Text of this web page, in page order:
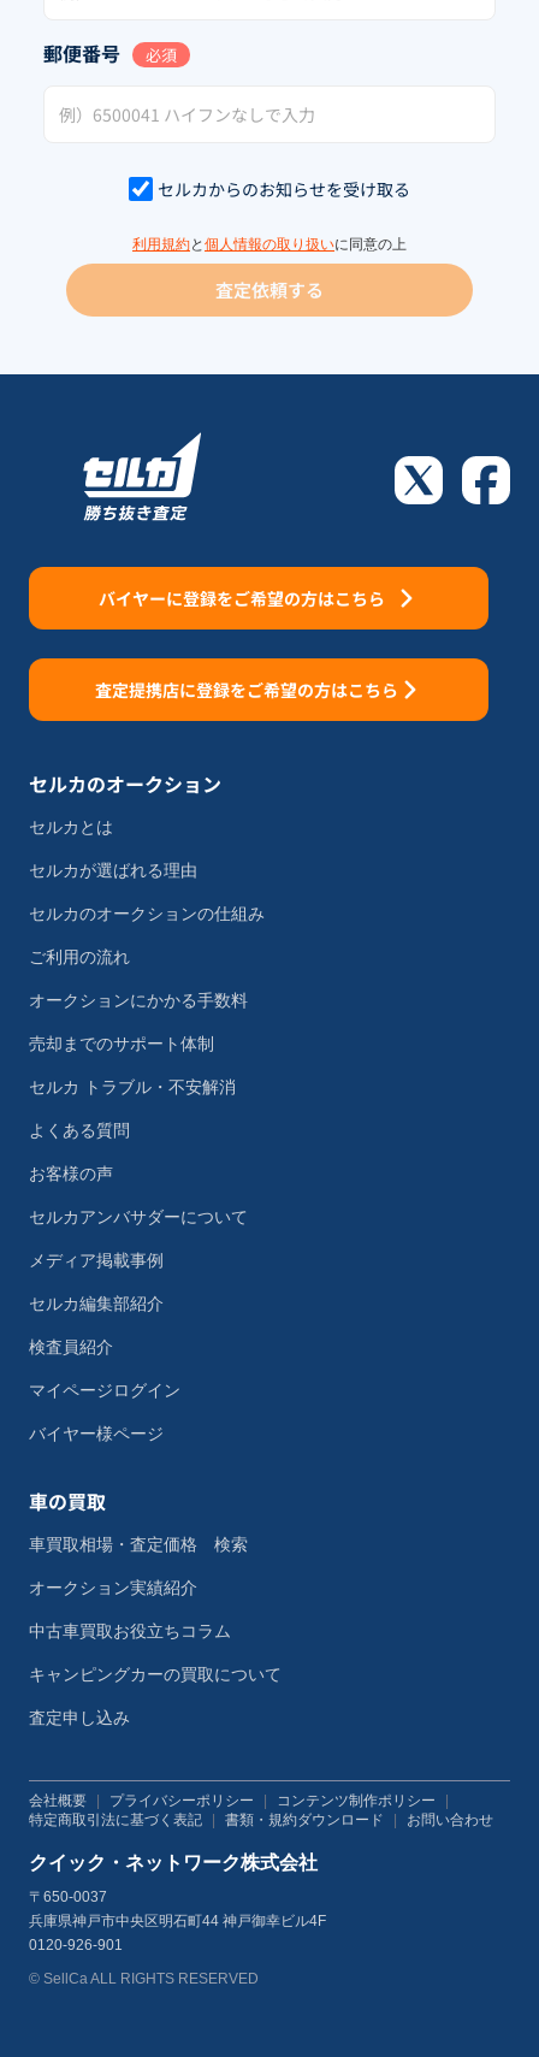
郵便番号 必須
セルカからのお知らせを受け取る
利用規約と 個人情報の取り扱いに同意の上
査定依頼する
バイヤーに登録をご希望の方はこちら
査定提携店に登録をご希望の方はこちら
セルカのオークション
セルカとは
セルカが選ばれる理由
セルカのオークションの仕組み
ご利用の流れ
オークションにかかる手数料
売却までのサポート体制
セルカ トラブル・不安解消
よくある質問
お客様の声
セルカアンバサダーについて
メディア掲載事例
セルカ編集部紹介
検査員紹介
マイページログイン
バイヤー様ページ
車の買取
車買取相場・査定価格 検索
オークション実績紹介
中古車買取お役立ちコラム
キャンピングカーの買取について
査定申し込み
会社概要 プライバシーポリシー コンテンツ制作ポリシー
特定商取引法に基づく表記
書類・規約ダウンロード お問い合わせ
クイック・ネットワーク株式会社
〒650-0037
兵庫県神戸市中央区明石町44 神戸御幸ビル4F
0120-926-901
© SellCa ALL RIGHTS RESERVED